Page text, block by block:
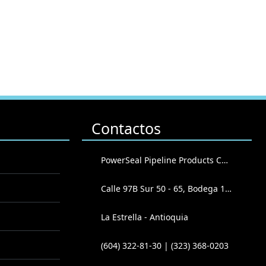
Contactos
PowerSeal Pipeline Products Corporation
Calle 97B Sur 50 - 65, Bodega 102
La Estrella - Antioquia
(604) 322-81-30 | (323) 368-0203